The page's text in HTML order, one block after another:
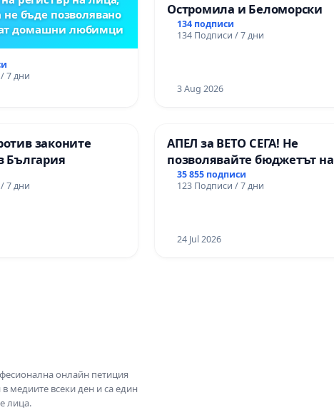
не бъде позволявано
домашни любимци
7 дни
Остромила и Беломорски
134 подписи
134 Подписи / 7 дни
3 Aug 2026
законите
България
7 дни
АПЕЛ за ВЕТО СЕГА! Не
позволявайте бюджетът на
Радев да открадне парите и
правата ни в тъмното
35 855 подписи
123 Подписи / 7 дни
24 Jul 2026
онлайн петиция
медиите всеки ден и са един
лица.